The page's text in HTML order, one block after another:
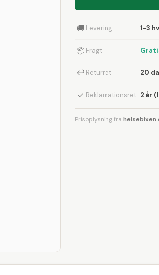
🚚 Levering 1-3
📦 Fragt
↩ Returret 20
✓ Reklamationsret 2 år
Prisoplysning fra